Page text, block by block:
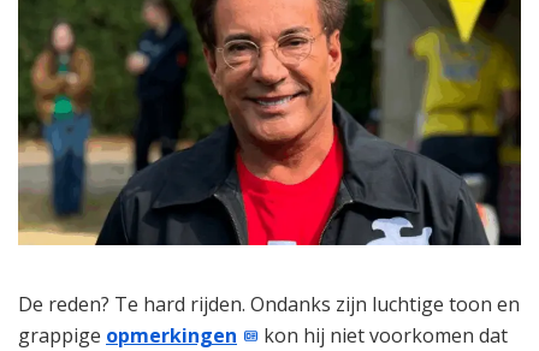
De reden? Te hard rijden. Ondanks zijn luchtige toon en
grappige opmerkingen
kon hij niet voorkomen dat